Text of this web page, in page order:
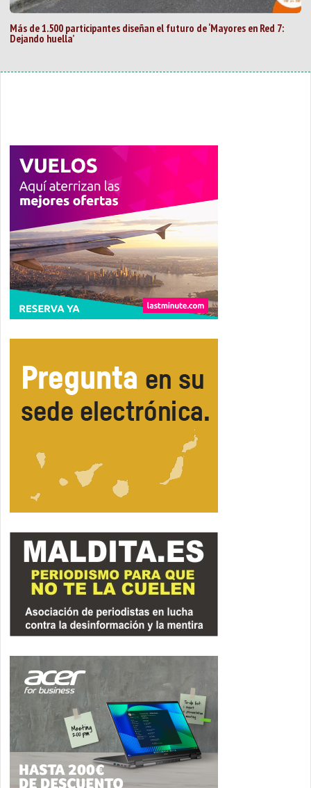
Más de 1.500 participantes diseñan el futuro de ‘Mayores en Red 7:
Dejando huella’